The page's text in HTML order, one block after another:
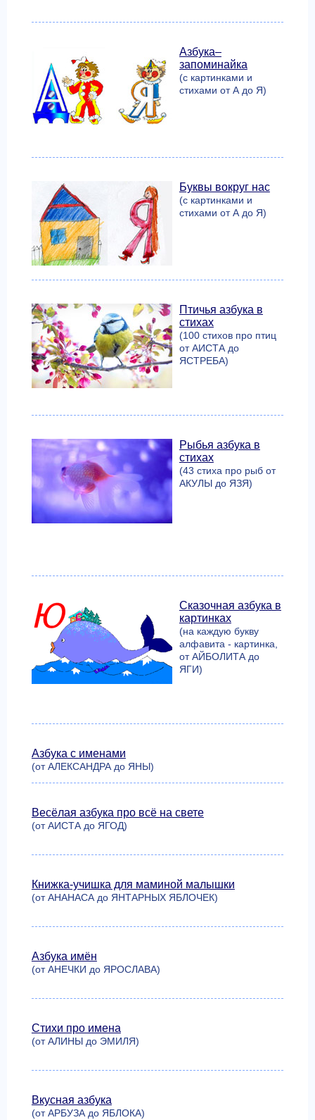
Азбука–
запоминайка
(с картинками и
стихами от А до Я)
Буквы вокруг нас
(с картинками и
стихами от А до Я)
Птичья азбука в
стихах
(100 стихов про птиц
от АИСТА до
ЯСТРЕБА)
Рыбья азбука в
стихах
(43 стиха про рыб от
АКУЛЫ до ЯЗЯ)
Сказочная азбука в
картинках
(на каждую букву
алфавита - картинка,
от АЙБОЛИТА до
ЯГИ)
Азбука с именами
(от АЛЕКСАНДРА до ЯНЫ)
Весёлая азбука про всё на свете
(от АИСТА до ЯГОД)
Книжка-учишка для маминой малышки
(от АНАНАСА до ЯНТАРНЫХ ЯБЛОЧЕК)
Азбука имён
(от АНЕЧКИ до ЯРОСЛАВА)
Стихи про имена
(от АЛИНЫ до ЭМИЛЯ)
Вкусная азбука
(от АРБУЗА до ЯБЛОКА)